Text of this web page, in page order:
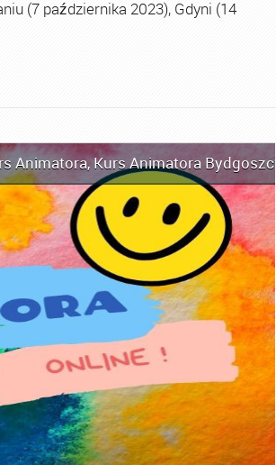
(7 października 2023), Gdyni (14
Animatora,Kurs Animatora Bydgoszcz